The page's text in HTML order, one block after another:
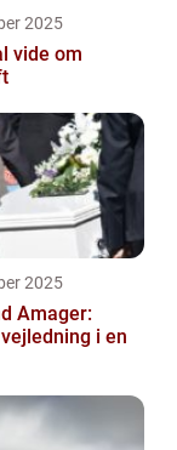
2025
vide om
2025
Amager:
i en